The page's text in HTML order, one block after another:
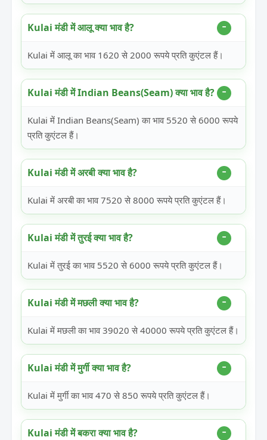
Kulai मंडी में आलू क्या भाव है?
Kulai में आलू का भाव 1620 से 2000 रूपये प्रति कुएंटल हैं।
Kulai मंडी में Indian Beans(Seam) क्या भाव है?
Kulai में Indian Beans(Seam) का भाव 5520 से 6000 रूपये
प्रति कुएंटल हैं।
Kulai मंडी में अरबी क्या भाव है?
Kulai में अरबी का भाव 7520 से 8000 रूपये प्रति कुएंटल हैं।
Kulai मंडी में तुरई क्या भाव है?
Kulai में तुरई का भाव 5520 से 6000 रूपये प्रति कुएंटल हैं।
Kulai मंडी में मछली क्या भाव है?
Kulai में मछली का भाव 39020 से 40000 रूपये प्रति कुएंटल हैं।
Kulai मंडी में मुर्गी क्या भाव है?
Kulai में मुर्गी का भाव 470 से 850 रूपये प्रति कुएंटल हैं।
Kulai मंडी में बकरा क्या भाव है?